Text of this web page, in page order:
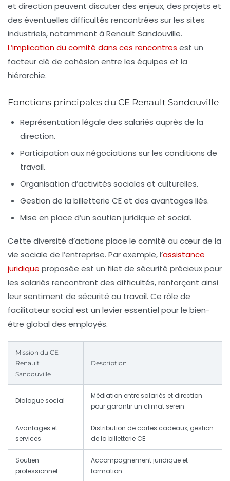
et direction peuvent discuter des enjeux, des projets et
des éventuelles difficultés rencontrées sur les sites
industriels, notamment à Renault Sandouville.
L’implication du comité dans ces rencontres est un
facteur clé de cohésion entre les équipes et la
hiérarchie.
Fonctions principales du CE Renault Sandouville
Représentation légale des salariés auprès de la
direction.
Participation aux négociations sur les conditions de
travail.
Organisation d’activités sociales et culturelles.
Gestion de la billetterie CE et des avantages liés.
Mise en place d’un soutien juridique et social.
Cette diversité d’actions place le comité au cœur de la
vie sociale de l’entreprise. Par exemple, l’assistance
juridique proposée est un filet de sécurité précieux pour
les salariés rencontrant des difficultés, renforçant ainsi
leur sentiment de sécurité au travail. Ce rôle de
facilitateur social est un levier essentiel pour le bien-
être global des employés.
Mission du CE
Renault
Sandouville
Description
Dialogue social
Médiation entre salariés et direction
pour garantir un climat serein
Avantages et
services
Distribution de cartes cadeaux, gestion
de la billetterie CE
Soutien
professionnel
Accompagnement juridique et
formation